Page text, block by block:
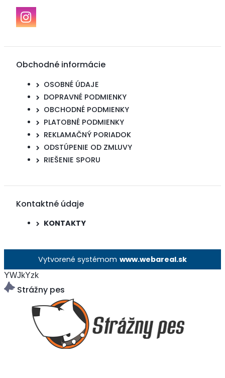
Obchodné informácie
OSOBNÉ ÚDAJE
DOPRAVNÉ PODMIENKY
OBCHODNÉ PODMIENKY
PLATOBNÉ PODMIENKY
REKLAMAČNÝ PORIADOK
ODSTÚPENIE OD ZMLUVY
RIEŠENIE SPORU
Kontaktné údaje
KONTAKTY
Vytvorené systémom www.webareal.sk
YWJkYzk
Strážny pes